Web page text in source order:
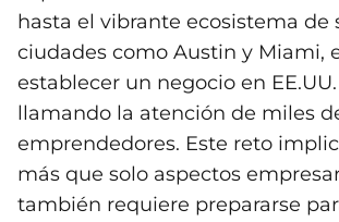
hasta el vibrante ecosistema de
ciudades como Austin y Miami,
establecer un negocio en
llamando la atención de miles
emprendedores. Este reto
más que solo aspectos
también requiere prepararse